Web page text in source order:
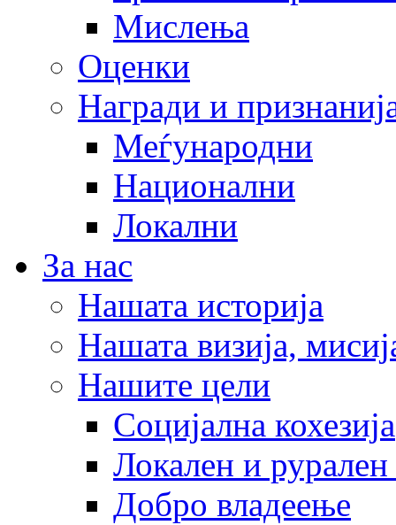
Мислења
Оценки
Награди и
Меѓународни
Национални
Локални
За нас
Нашата историја
Нашата визија,
Нашите цели
Социјална кохезија
Локален и рурален
Добро владеење